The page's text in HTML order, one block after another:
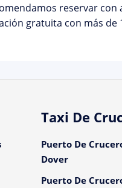
reservar
gratuita con más de
Taxi De
Puerto De
Dover
Puerto De